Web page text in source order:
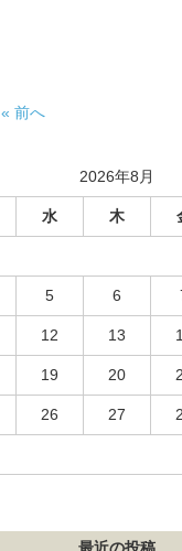
« 前へ
2026年8月
水 木
5 6
12 13
19 20
26 27